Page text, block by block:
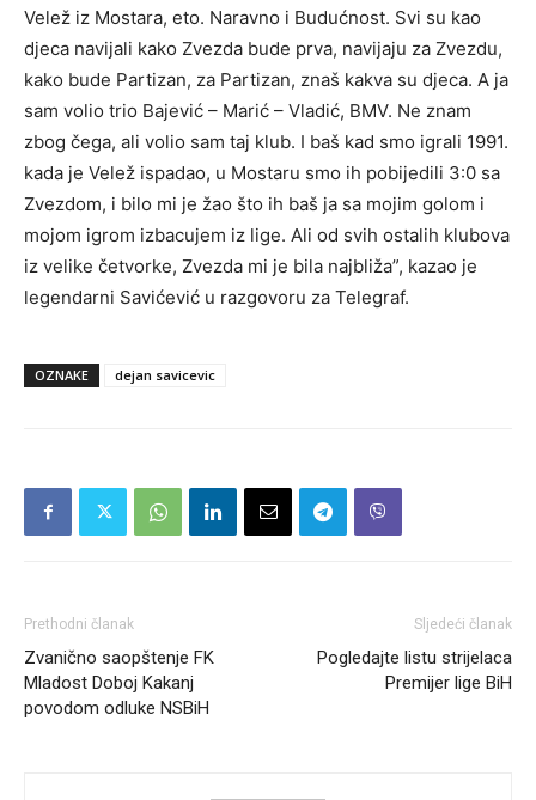
Velež iz Mostara, eto. Naravno i Budućnost. Svi su kao
djeca navijali kako Zvezda bude prva, navijaju za Zvezdu,
kako bude Partizan, za Partizan, znaš kakva su djeca. A ja
sam volio trio Bajević – Marić – Vladić, BMV. Ne znam
zbog čega, ali volio sam taj klub. I baš kad smo igrali 1991.
kada je Velež ispadao, u Mostaru smo ih pobijedili 3:0 sa
Zvezdom, i bilo mi je žao što ih baš ja sa mojim golom i
mojom igrom izbacujem iz lige. Ali od svih ostalih klubova
iz velike četvorke, Zvezda mi je bila najbliža”, kazao je
legendarni Savićević u razgovoru za Telegraf.
OZNAKE dejan savicevic
Prethodni članak
Zvanično saopštenje FK
Mladost Doboj Kakanj
povodom odluke NSBiH
Sljedeći članak
Pogledajte listu strijelaca
Premijer lige BiH